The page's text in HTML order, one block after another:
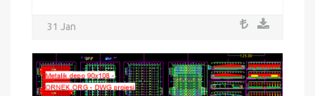
31 Jan